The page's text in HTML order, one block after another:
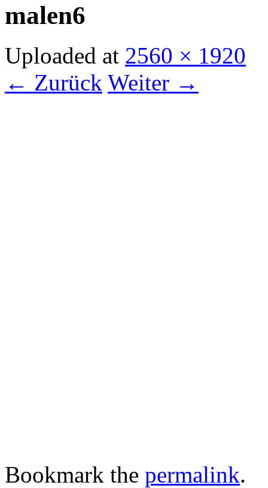
malen6
Uploaded at 2560 × 1920
← Zurück Weiter →
Bookmark the permalink.